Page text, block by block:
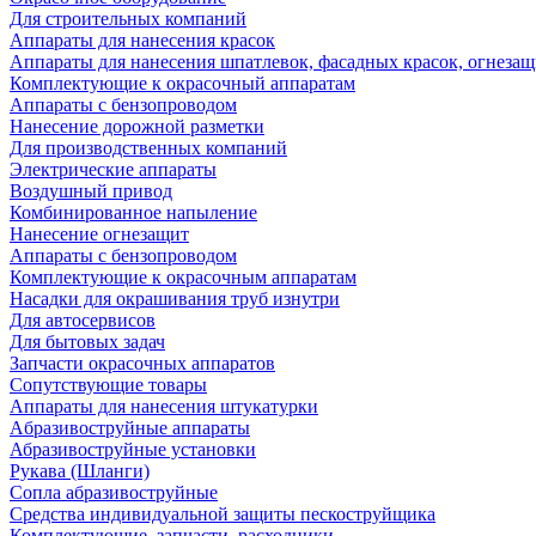
Для строительных компаний
Аппараты для нанесения красок
Аппараты для нанесения шпатлевок, фасадных красок,
Комплектующие к окрасочный аппаратам
Аппараты с бензопроводом
Нанесение дорожной разметки
Для производственных компаний
Электрические аппараты
Воздушный привод
Комбинированное напыление
Нанесение огнезащит
Аппараты с бензопроводом
Комплектующие к окрасочным аппаратам
Насадки для окрашивания труб изнутри
Для автосервисов
Для бытовых задач
Запчасти окрасочных аппаратов
Сопутствующие товары
Аппараты для нанесения штукатурки
Aбразивоструйные аппараты
Абразивоструйные установки
Рукава (Шланги)
Сопла абразивоструйные
Средства индивидуальной защиты пескоструйщика